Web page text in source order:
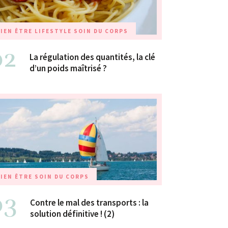
ÊTRE LIFESTYLE SOIN DU CORPS
La régulation des quantités, la clé
d’un poids maîtrisé ?
ÊTRE SOIN DU CORPS
Contre le mal des transports : la
solution définitive ! (2)